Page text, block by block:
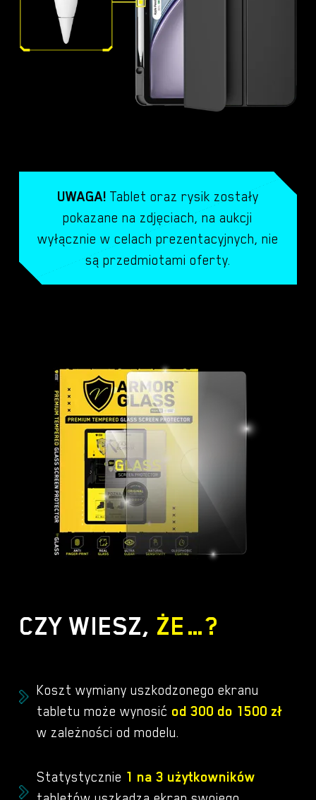
UWAGA! Tablet oraz rysik zostały
pokazane na zdjęciach, na aukcji
wyłącznie w celach prezentacyjnych, nie
są przedmiotami oferty.
CZY WIESZ, ŻE…?
Koszt wymiany uszkodzonego ekranu
tabletu może wynosić od 300 do 1500 zł
w zależności od modelu.
Statystycznie 1 na 3 użytkowników